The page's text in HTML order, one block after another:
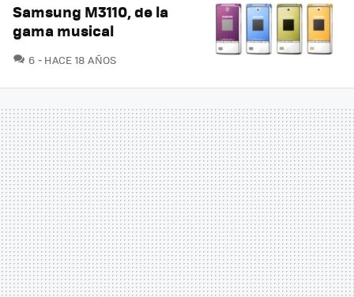
Samsung M3110, de la
gama musical
6 COMENTARIOS
HACE 18 AÑOS